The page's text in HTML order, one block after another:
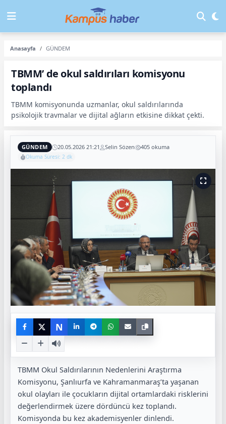
Anasayfa GÜNDEM
TBMM’ de okul saldırıları komisyonu
toplandı
TBMM komisyonunda uzmanlar, okul saldırılarında
psikolojik travmalar ve dijital ağların etkisine dikkat çekti.
GÜNDEM 20.05.2026 21:21 Selin Sözen 405 okuma
Okuma Süresi: 2 dk
N
TBMM Okul Saldırılarının Nedenlerini Araştırma
Komisyonu, Şanlıurfa ve Kahramanmaraş’ta yaşanan
okul olayları ile çocukların dijital ortamlardaki risklerini
değerlendirmek üzere dördüncü kez toplandı.
Komisyonda bu kez akademisyenler dinlendi.